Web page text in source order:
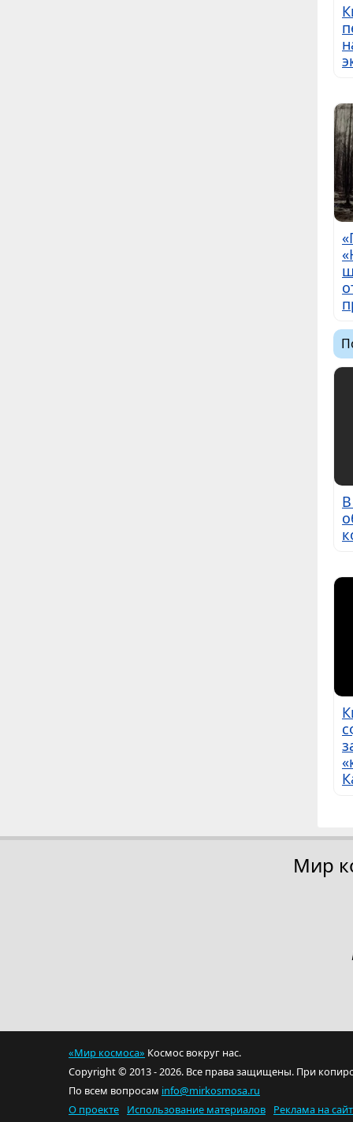
Мир
«Мир космоса» Космос вокруг нас.
Copyright © 2013 - 2026. Все права защищены. При
По всем вопросам info@mirkosmosa.ru
О проекте
Использование материалов Реклама на